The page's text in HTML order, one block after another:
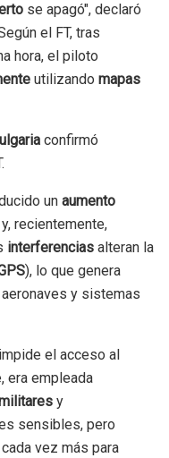
se apagó", declaró
el FT, tras
hora, el piloto
utilizando mapas
confirmó
un aumento
recientemente,
interferencias alteran la
), lo que genera
y sistemas
el acceso al
era empleada
y
sensibles, pero
vez más para